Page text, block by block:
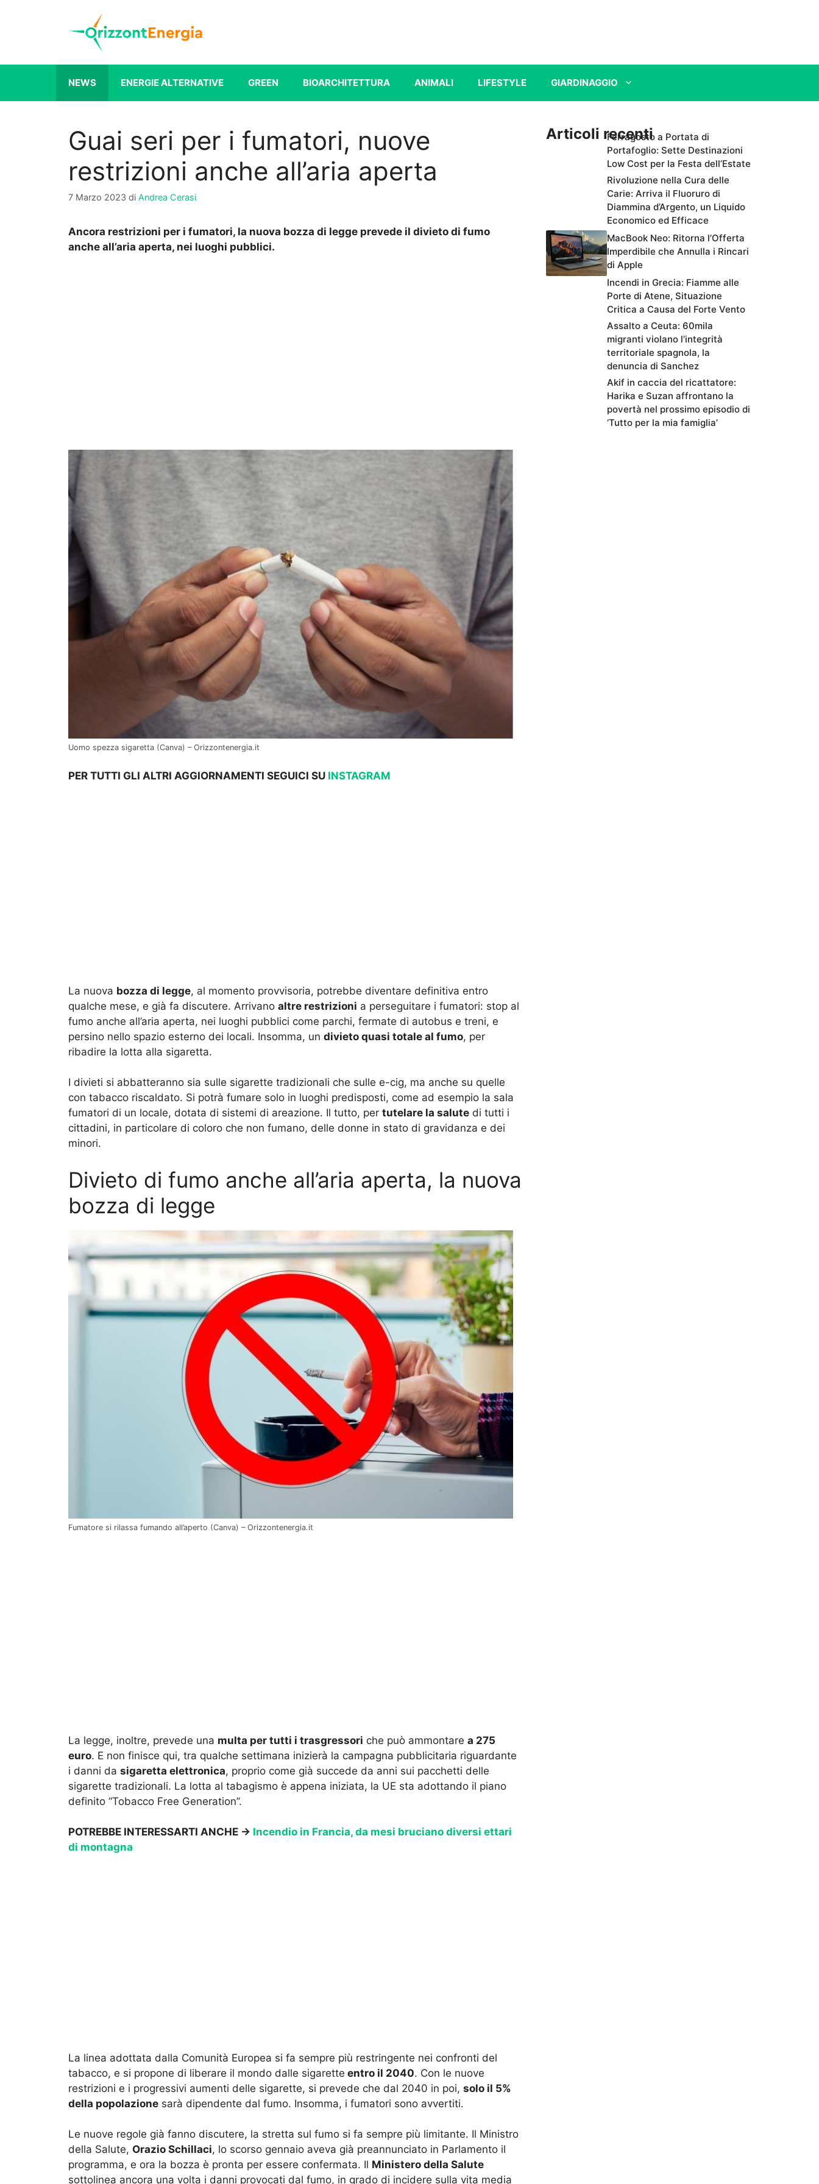
NEWS ENERGIE ALTERNATIVE GREEN BIOARCHITETTURA ANIMALI LIFESTYLE GIARDINAGGIO
Guai seri per i fumatori, nuove
restrizioni anche all’aria aperta
7 Marzo 2023 di Andrea Cerasi
Ancora restrizioni per i fumatori, la nuova bozza di legge prevede il divieto di fumo
anche all’aria aperta, nei luoghi pubblici.
Uomo spezza sigaretta (Canva) – Orizzontenergia.it
PER TUTTI GLI ALTRI AGGIORNAMENTI SEGUICI SU INSTAGRAM
La nuova bozza di legge, al momento provvisoria, potrebbe diventare definitiva entro
qualche mese, e già fa discutere. Arrivano altre restrizioni a perseguitare i fumatori: stop al
fumo anche all’aria aperta, nei luoghi pubblici come parchi, fermate di autobus e treni, e
persino nello spazio esterno dei locali. Insomma, un divieto quasi totale al fumo, per
ribadire la lotta alla sigaretta.
I divieti si abbatteranno sia sulle sigarette tradizionali che sulle e-cig, ma anche su quelle
con tabacco riscaldato. Si potrà fumare solo in luoghi predisposti, come ad esempio la sala
fumatori di un locale, dotata di sistemi di areazione. Il tutto, per tutelare la salute di tutti i
cittadini, in particolare di coloro che non fumano, delle donne in stato di gravidanza e dei
minori.
Divieto di fumo anche all’aria aperta, la nuova
bozza di legge
Fumatore si rilassa fumando all’aperto (Canva) – Orizzontenergia.it
La legge, inoltre, prevede una multa per tutti i trasgressori che può ammontare a 275
euro. E non finisce qui, tra qualche settimana inizierà la campagna pubblicitaria riguardante
i danni da sigaretta elettronica, proprio come già succede da anni sui pacchetti delle
sigarette tradizionali. La lotta al tabagismo è appena iniziata, la UE sta adottando il piano
definito “Tobacco Free Generation”.
POTREBBE INTERESSARTI ANCHE → Incendio in Francia, da mesi bruciano diversi ettari
di montagna
La linea adottata dalla Comunità Europea si fa sempre più restringente nei confronti del
tabacco, e si propone di liberare il mondo dalle sigarette entro il 2040. Con le nuove
restrizioni e i progressivi aumenti delle sigarette, si prevede che dal 2040 in poi, solo il 5%
della popolazione sarà dipendente dal fumo. Insomma, i fumatori sono avvertiti.
Le nuove regole già fanno discutere, la stretta sul fumo si fa sempre più limitante. Il Ministro
della Salute, Orazio Schillaci, lo scorso gennaio aveva già preannunciato in Parlamento il
programma, e ora la bozza è pronta per essere confermata. Il Ministero della Salute
sottolinea ancora una volta i danni provocati dal fumo, in grado di incidere sulla vita media
Articoli recentiFerragosto a Portata di
Portafoglio: Sette Destinazioni
Low Cost per la Festa dell’Estate
Rivoluzione nella Cura delle
Carie: Arriva il Fluoruro di
Diammina d’Argento, un Liquido
Economico ed Efficace
MacBook Neo: Ritorna l’Offerta
Imperdibile che Annulla i Rincari
di Apple
Incendi in Grecia: Fiamme alle
Porte di Atene, Situazione
Critica a Causa del Forte Vento
Assalto a Ceuta: 60mila
migranti violano l’integrità
territoriale spagnola, la
denuncia di Sanchez
Akif in caccia del ricattatore:
Harika e Suzan affrontano la
povertà nel prossimo episodio di
‘Tutto per la mia famiglia’